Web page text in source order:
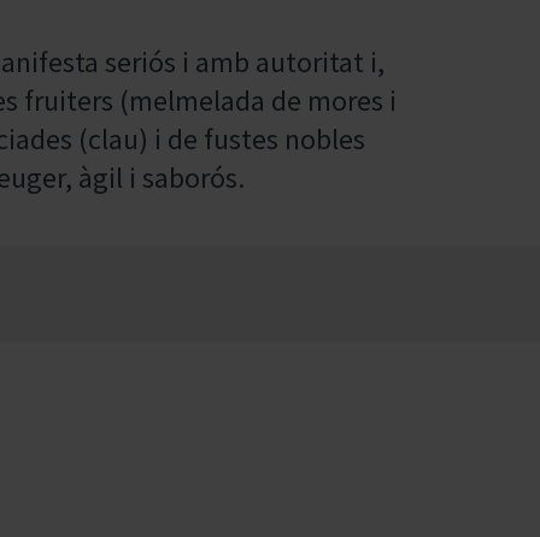
seriós i amb autoritat i,
fruiters (melmelada de mores i
(clau) i de fustes nobles
àgil i saborós.